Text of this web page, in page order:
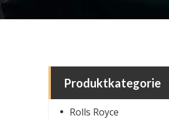
Produktkategorie
Rolls Royce